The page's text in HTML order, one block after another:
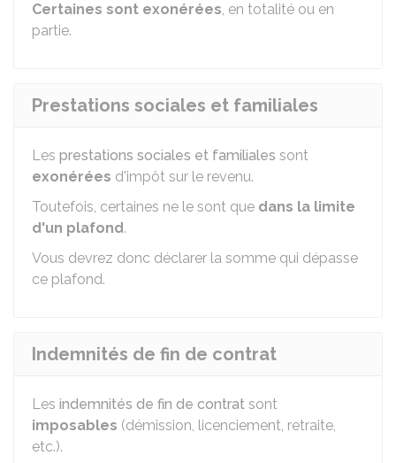
Certaines sont exonérées, en totalité ou en
partie.
Prestations sociales et familiales
Les prestations sociales et familiales sont
exonérées d'impôt sur le revenu.
Toutefois, certaines ne le sont que dans la limite
d'un plafond.
Vous devrez donc déclarer la somme qui dépasse
ce plafond.
Indemnités de fin de contrat
Les indemnités de fin de contrat sont
imposables (démission, licenciement, retraite,
etc.).